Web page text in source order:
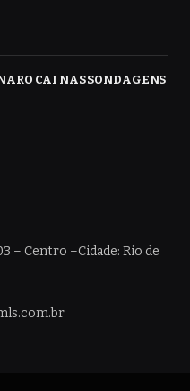
CAI NAS SONDAGENS
– Centro –Cidade: Rio de